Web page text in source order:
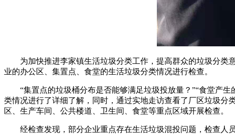
为加快推进李家镇生活垃圾分类工作，提高群众的垃圾分
业的办公区、集置点、食堂的生活垃圾分类情况进行检查。
“集置点的垃圾桶分布是否能够满足垃圾投放量？”“食堂产
类情况进行了详细了解，同时，通过实地走访查看了厂区垃圾
区、生产车间、公共楼道、卫生间、食堂等重点区域开展检查。
经检查发现，部分企业重点存在生活垃圾混投问题，检查人